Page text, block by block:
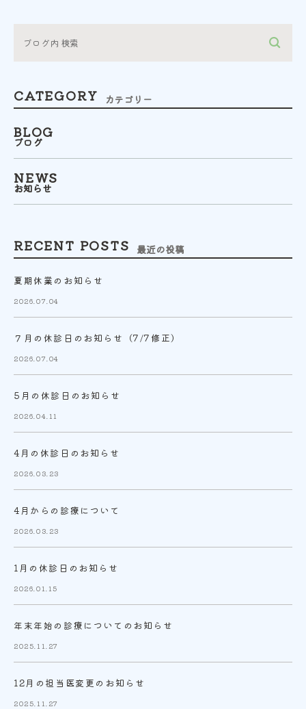
CATEGORY カテゴリー
BLOG
ブログ
NEWS
お知らせ
RECENT POSTS 最近の投稿
夏期休業のお知らせ
2026.07.04
７月の休診日のお知らせ（7/7修正）
2026.07.04
5月の休診日のお知らせ
2026.04.11
4月の休診日のお知らせ
2026.03.23
4月からの診療について
2026.03.23
1月の休診日のお知らせ
2026.01.15
年末年始の診療についてのお知らせ
2025.11.27
12月の担当医変更のお知らせ
2025.11.27